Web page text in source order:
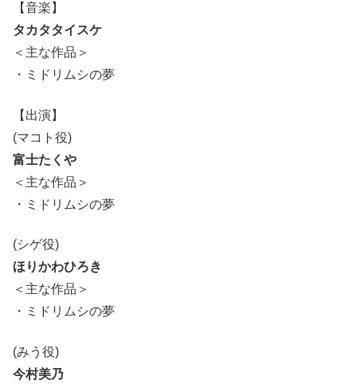
【音楽】
タカタタイスケ
＜主な作品＞
・ミドリムシの夢
【出演】
(マコト役)
富士たくや
＜主な作品＞
・ミドリムシの夢
(シゲ役)
ほりかわひろき
＜主な作品＞
・ミドリムシの夢
(みう役)
今村美乃